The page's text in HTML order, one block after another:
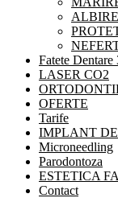
Fatete Dentare
LASER CO2
OFERTE
Tarife
IMPLANT
Microneedling
Parodontoza
ESTETICA
Contact